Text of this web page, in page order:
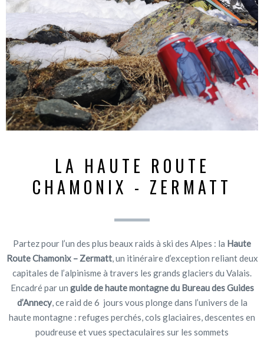
LA HAUTE ROUTE
CHAMONIX - ZERMATT
Partez pour l’un des plus beaux raids à ski des Alpes : la Haute
Route Chamonix – Zermatt, un itinéraire d’exception reliant deux
capitales de l’alpinisme à travers les grands glaciers du Valais.
Encadré par un guide de haute montagne du Bureau des Guides
d’Annecy, ce raid de 6 jours vous plonge dans l’univers de la
haute montagne : refuges perchés, cols glaciaires, descentes en
poudreuse et vues spectaculaires sur les sommets